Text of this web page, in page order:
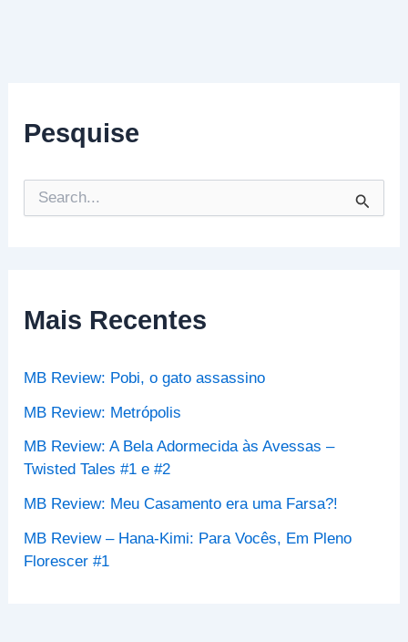
Pesquise
e
s
a
o
:
Mais Recentes
MB Review: Pobi, o gato assassino
MB Review: Metrópolis
MB Review: A Bela Adormecida às Avessas –
Twisted Tales #1 e #2
MB Review: Meu Casamento era uma Farsa?!
MB Review – Hana-Kimi: Para Vocês, Em Pleno
Florescer #1